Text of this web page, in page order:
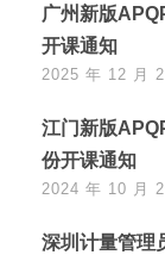
广州新版
开课通知
2025 年 12 月
江门新版
份开课通知
2024 年 10 月
深圳计量管理